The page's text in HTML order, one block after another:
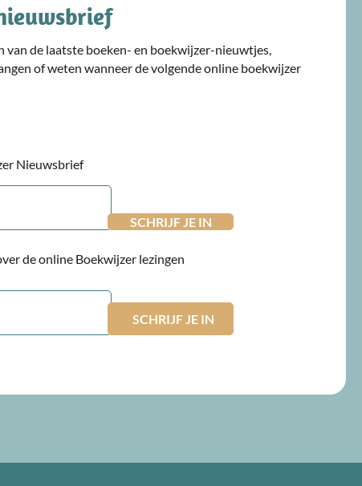
van de laatste boeken- en boekwijzer-nieuwtjes,
of weten wanneer de volgende online boekwijzer
Nieuwsbrief
de online Boekwijzer lezingen